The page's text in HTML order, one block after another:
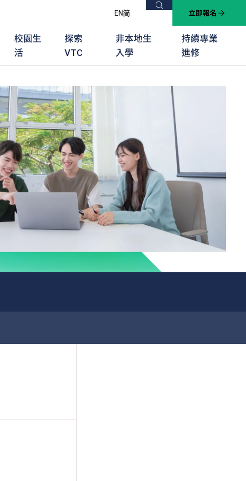
EN简 搜尋 立即報名
度 其他課程
應用學習課程
社群培訓計劃
其他專業課程
專業考試及認可
學徒及其他訓練計劃
校園生
活
探索
VTC
非本地生
入學
持續專業
進修